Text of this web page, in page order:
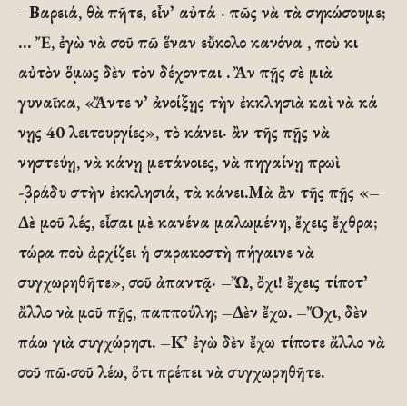
–Βαρειά, θὰ πῆτε, εἶν᾽ αὐτά · πῶς νὰ τὰ σηκώσουμε;
… Ἔ, ἐγὼ νὰ σοῦ πῶ ἕναν εὔκολο κανόνα , ποὺ κι
αὐτὸν ὅμως δὲν τὸν δέχονται . Ἂν πῇς σὲ μιὰ
γυναῖκα, «Ἄντε ν᾽ ἀνοίξῃς τὴν ἐκκλησιὰ καὶ νὰ κά
νῃς 40 λειτουργίες», τὸ κάνει· ἂν τῆς πῇς νὰ
νηστεύῃ, νὰ κάνῃ μετάνοιες, νὰ πηγαίνῃ πρωὶ
-βράδυ στὴν ἐκκλησιά, τὰ κάνει.Μὰ ἂν τῆς πῇς «–
Δὲ μοῦ λές, εἶσαι μὲ κανένα μαλωμένη, ἔχεις ἔχθρα;
τώρα ποὺ ἀρχίζει ἡ σαρακοστὴ πήγαινε νὰ
συγχωρηθῆτε», σοῦ ἀπαντᾷ· –Ὤ, ὄχι! ἔχεις τίποτ᾽
ἄλλο νὰ μοῦ πῇς, παππούλη; –Δὲν ἔχω. –Ὄχι, δὲν
πάω γιὰ συγχώρησι. –Κ᾽ ἐγὼ δὲν ἔχω τίποτε ἄλλο νὰ
σοῦ πῶ·σοῦ λέω, ὅτι πρέπει νὰ συγχωρηθῆτε.